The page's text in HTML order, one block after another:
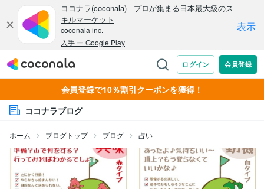
会員登録で10％割引クーポンを獲得！
ココナラブログ
ホーム ブログトップ ブログ 占い